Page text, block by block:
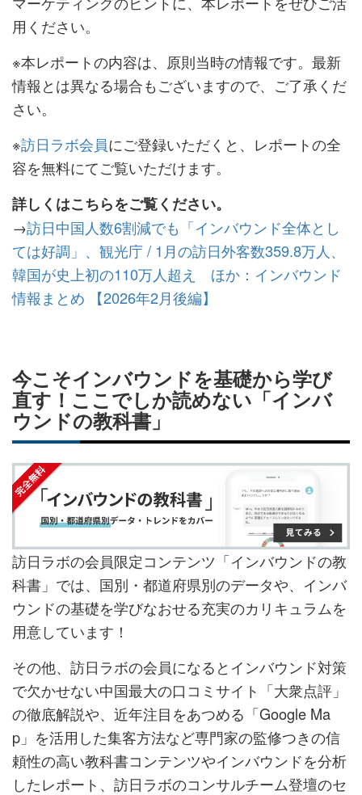
用ください。
※本レポートの内容は、原則当時の情報です。最新
情報とは異なる場合もございますので、ご了承くだ
さい。
※訪日ラボ会員にご登録いただくと、レポートの全
容を無料にてご覧いただけます。
詳しくはこちらをご覧ください。
→訪日中国人数6割減でも「インバウンド全体とし
ては好調」、観光庁 / 1月の訪日外客数359.8万人、
韓国が史上初の110万人超え ほか：インバウンド
情報まとめ 【2026年2月後編】
今こそインバウンドを基礎から学び
直す！ここでしか読めない「インバ
ウンドの教科書」
訪日ラボの会員限定コンテンツ「インバウンドの教
科書」では、国別・都道府県別のデータや、インバ
ウンドの基礎を学びなおせる充実のカリキュラムを
用意しています！
その他、訪日ラボの会員になるとインバウンド対策
で欠かせない中国最大の口コミサイト「大衆点評」
の徹底解説や、近年注目をあつめる「Google Ma
p」を活用した集客方法など専門家の監修つきの信
頼性の高い教科書コンテンツやインバウンドを分析
したレポート、訪日ラボのコンサルチーム登壇のセ